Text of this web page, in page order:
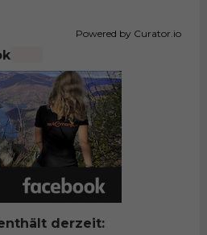
Powered by Curator.io
derzeit: